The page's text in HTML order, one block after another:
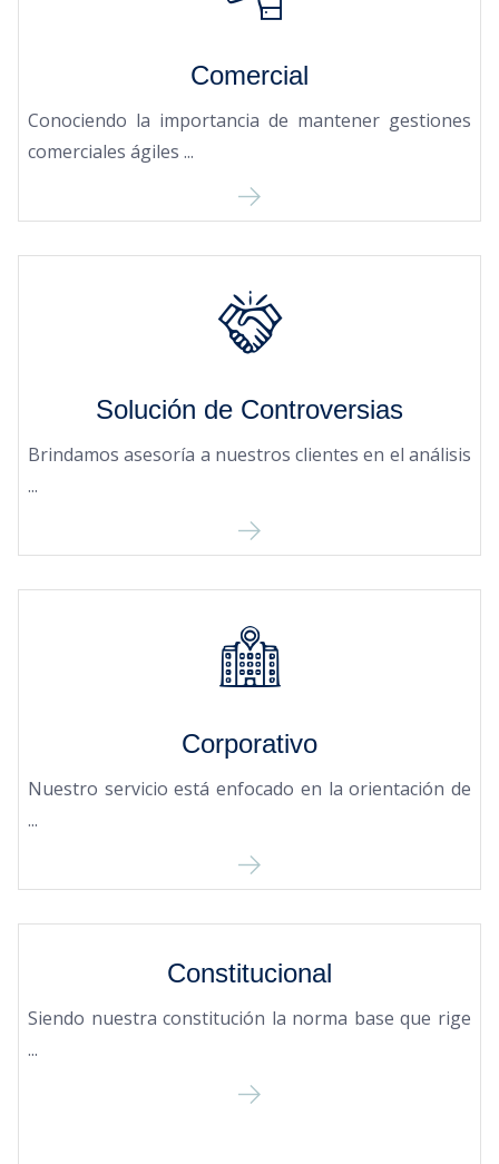
Comercial
Conociendo la importancia de mantener gestiones
comerciales ágiles ...
Solución de Controversias
Brindamos asesoría a nuestros clientes en el análisis
...
Corporativo
Nuestro servicio está enfocado en la orientación de
...
Constitucional
Siendo nuestra constitución la norma base que rige
...